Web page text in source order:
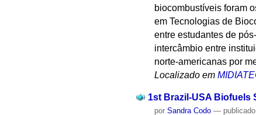
biocombustíveis foram
em Tecnologias de
entre estudantes de
intercâmbio entre
norte-americanas por
Localizado em
1st Brazil-USA
porSandra Codo — publicado